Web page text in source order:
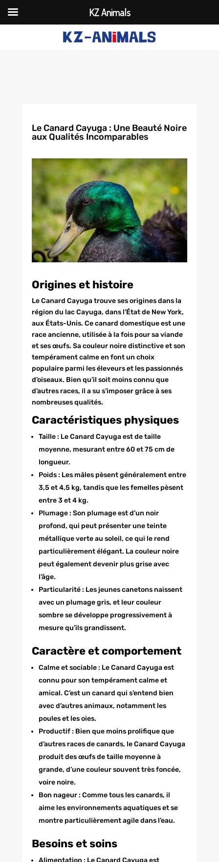
Le Canard Cayuga : Une Beauté Noire
aux Qualités Incomparables
Origines et histoire
Le Canard Cayuga trouve ses origines dans la
région du lac Cayuga, dans l’État de New York,
aux États-Unis. Ce canard domestique est une
race ancienne, utilisée à la fois pour sa viande
et ses œufs. Sa couleur noire distinctive et son
tempérament calme en font un choix
populaire parmi les éleveurs et les passionnés
d’oiseaux. Bien qu’il soit moins connu que
d’autres races, il a su s’imposer grâce à ses
nombreuses qualités.
Caractéristiques physiques
Taille : Le Canard Cayuga est de taille
moyenne, mesurant entre 60 et 75 cm de
longueur.
Poids : Les mâles pèsent généralement entre
3,5 et 4,5 kg, tandis que les femelles pèsent
entre 3 et 4 kg.
Plumage : Son plumage est d’un noir
profond, qui peut présenter une teinte
métallique verte au soleil, ce qui le rend
particulièrement élégant. La couleur noire
peut également devenir plus grise avec
l’âge.
Particularité : Les jeunes canetons naissent
avec un plumage gris, et leur couleur
sombre se développe progressivement à
mesure qu’ils grandissent.
Caractère et comportement
Calme et sociable : Le Canard Cayuga est
connu pour son tempérament calme et
amical. C’est un canard qui s’entend bien
avec d’autres animaux, notamment les
poules et les oies.
Productif : Bien que moins prolifique que
d’autres races de canards, le Canard Cayuga
produit des œufs de taille moyenne à
grande, d’une couleur souvent très foncée,
voire noire.
Bon nageur : Comme tous les canards, il
aime les environnements aquatiques et se
montre particulièrement agile dans l’eau.
Besoins et soins
Alimentation : Le Canard Cayuga est
KZ Animals